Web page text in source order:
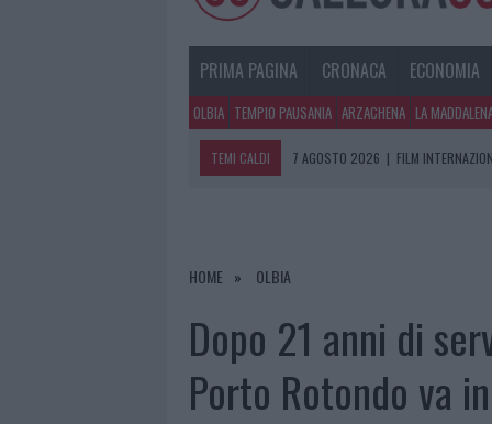
PRIMA PAGINA CRONACA ECONOMIA
OLBIA TEMPIO PAUSANIA ARZACHENA LA
TEMI CALDI 7 AGOSTO 2026 | FILM
7 AGOSTO 2026
HOME OLBIA
Dopo 21 anni di
Porto Rotondo va